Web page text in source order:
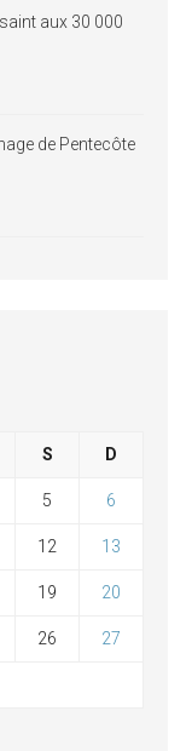
aux 30 000
de Pentecôte
S D
5 6
12 13
19 20
26 27